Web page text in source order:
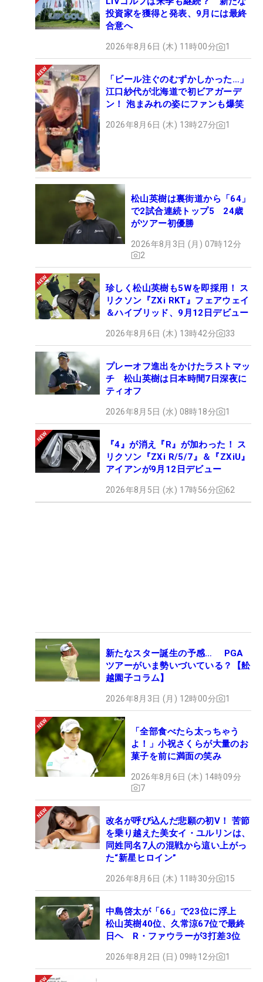
投資家を獲得と発表、9月には最終
合意へ
2026年8月6日 (木) 11時00分 1
「ビール注ぐのむずかしかった…」
江口紗代が北海道で初ビアガーデ
ン！ 泡まみれの姿にファンも爆笑
2026年8月6日 (木) 13時27分 1
松山英樹は裏街道から「64」
で2試合連続トップ5 24歳
がツアー初優勝
2026年8月3日 (月) 07時12分
2
珍しく松山英樹も5Wを即採用！ ス
リクソン『ZXi RKT』フェアウェイ
＆ハイブリッド、9月12日デビュー
2026年8月6日 (木) 13時42分 33
プレーオフ進出をかけたラストマッ
チ 松山英樹は日本時間7日深夜に
ティオフ
2026年8月5日 (水) 08時18分 1
『4』が消え『R』が加わった！ ス
リクソン『ZXi R/5/7』＆『ZXiU』
アイアンが9月12日デビュー
2026年8月5日 (水) 17時56分 62
新たなスター誕生の予感… PGA
ツアーがいま勢いづいている？【舩
越園子コラム】
2026年8月3日 (月) 12時00分 1
「全部食べたら太っちゃう
よ！」小祝さくらが大量のお
菓子を前に満面の笑み
2026年8月6日 (木) 14時09分
7
改名が呼び込んだ悲願の初V！ 苦節
を乗り越えた美女イ・ユルリンは、
同姓同名7人の混戦から這い上がっ
た“新星ヒロイン”
2026年8月6日 (木) 11時30分 15
中島啓太が「66」で23位に浮上
松山英樹40位、久常涼67位で最終
日ヘ R・ファウラーが3打差3位
2026年8月2日 (日) 09時12分 1